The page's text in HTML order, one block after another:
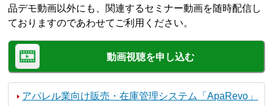
品デモ動画以外にも、関連するセミナー動画を随時配信し
ておりますのであわせてご利用ください。
動画視聴を申し込む
アパレル業向け販売・在庫管理システム「ApaRevo」